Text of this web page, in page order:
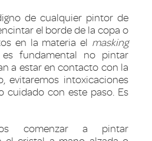
de cualquier pintor de
el borde de la copa o
en la materia el masking
es fundamental no pintar
a estar en contacto con la
evitaremos intoxicaciones
cuidado con este paso. Es
comenzar a pintar